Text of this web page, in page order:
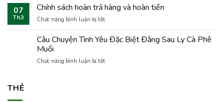
Cao
“Vàng
Của
Sữa
Hòa
–
Xanh
07
Th3
Chính sách hoàn trả hàng và hoàn tiền
Chức năng bình luận bị tắtở
sách
hoàn
hàng
Câu Chuyện Tình Yêu Đặc Biệt Đằng Sau Ly Cà Phê
Muối
Chức năng bình luận bị tắtở
THẺ